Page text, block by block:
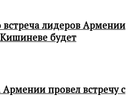
лидеров Армении
будет
Армении провел встречу с